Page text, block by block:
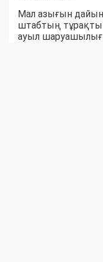
Мал азығын
штабтың тұрақты
ауыл